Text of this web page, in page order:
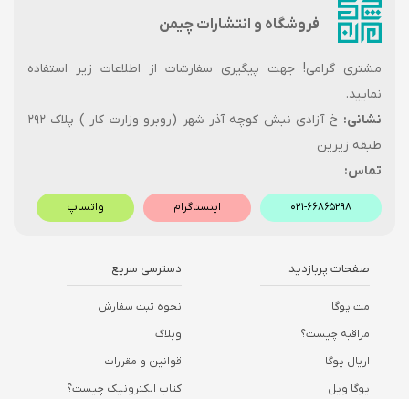
فروشگاه و انتشارات چیمن
مشتری گرامی! جهت پیگیری سفارشات از اطلاعات زیر استفاده
نمایید.
نشانی:
خ آزادی نبش کوچه آذر شهر (روبرو وزارت کار ) پلاک ۲۹۲
طبقه زیرین
تماس:
۰۲۱-۶۶۸۶۵۲۹۸ اینستاگرام واتساپ
صفحات پربازدید
مت یوگا
مراقبه چیست؟
اریال یوگا
یوگا ویل
دسترسی سریع
نحوه ثبت سفارش
وبلاگ
قوانین و مقررات
کتاب الکترونیک چیست؟